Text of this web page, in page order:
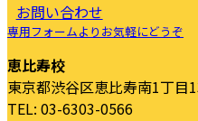
お問い合わせ
専用フォームよりお気軽にどうぞ
恵比寿校
東京都渋谷区恵比寿南1丁目
TEL: 03-6303-0566